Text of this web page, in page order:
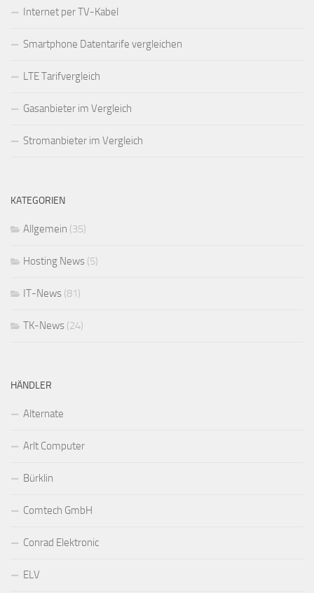
Internet per TV-Kabel
Smartphone Datentarife vergleichen
LTE Tarifvergleich
Gasanbieter im Vergleich
Stromanbieter im Vergleich
KATEGORIEN
Allgemein (35)
Hosting News (5)
IT-News (81)
TK-News (24)
HÄNDLER
Alternate
Arlt Computer
Bürklin
Comtech GmbH
Conrad Elektronic
ELV